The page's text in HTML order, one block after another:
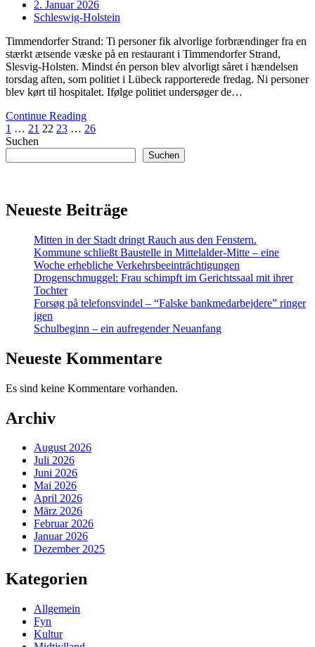
Posted
on
2. Januar 2026
Schleswig-Holstein
Timmendorfer Strand: Ti personer fik alvorlige forbrændinger fra en
stærkt ætsende væske på en restaurant i Timmendorfer Strand,
Slesvig-Holsten. Mindst én person blev alvorligt såret i hændelsen
torsdag aften, som politiet i Lübeck rapporterede fredag. Ni personer
blev kørt til hospitalet. Ifølge politiet undersøger de…
Continue Reading
Seitennummerierung
der
Beiträge
Previous
Page
Page
1 … Page
21 Page
22 Page
23 … Page
26Next
Suchen
Suchen
Neueste Beiträge
Mitten in der Stadt dringt Rauch aus den Fenstern.
Kommune schließt Baustelle in Mittelalder-Mitte – eine
Woche erhebliche Verkehrsbeeinträchtigungen
Drogenschmuggel: Frau schimpft im Gerichtssaal mit ihrer
Tochter
Forsøg på telefonsvindel – “Falske bankmedarbejdere” ringer
igen
Schulbeginn – ein aufregender Neuanfang
Neueste Kommentare
Es sind keine Kommentare vorhanden.
Archiv
August 2026
Juli 2026
Juni 2026
Mai 2026
April 2026
März 2026
Februar 2026
Januar 2026
Dezember 2025
Kategorien
Allgemein
Fyn
Kultur